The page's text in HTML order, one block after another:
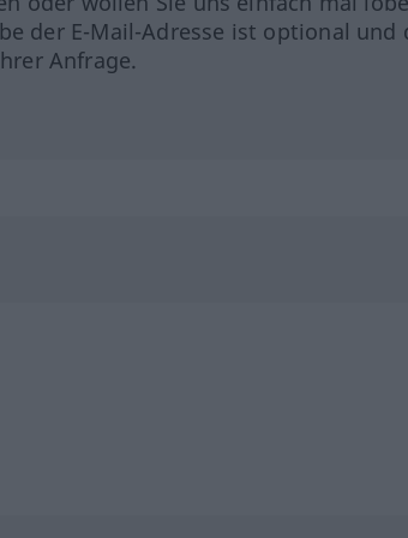
der E-Mail-Adresse ist optional und
Anfrage.